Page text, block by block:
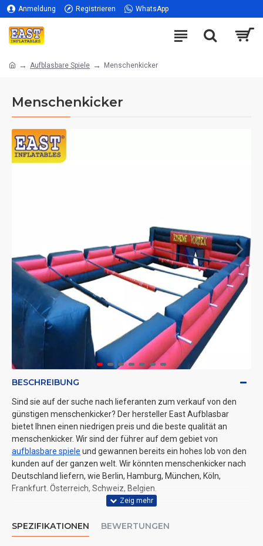
Anmeldung Registrieren WhatsApp
Aufblasbare Spiele Menschenkicker
Menschenkicker
BESCHREIBUNG
Sind sie auf der suche nach lieferanten zum verkauf von den
günstigen menschenkicker? Der hersteller East Aufblasbar
bietet Ihnen einen niedrigen preis und die beste qualität an
menschenkicker. Wir sind der führer auf dem gebiet von
aufblasbare spiele und gewannen bereits ein hohes lob von den
kunden auf der ganzen welt. Wir könnten menschenkicker nach
Deutschland liefern, wie Berlin, Hamburg, München, Köln,
Frankfurt. Österreich, Schweiz, Belgien.
SPEZIFIKATIONEN BEWERTUNGEN